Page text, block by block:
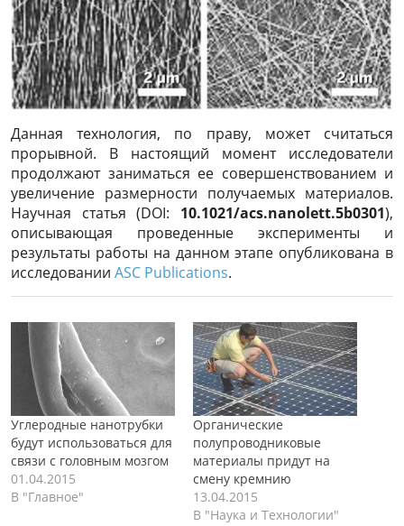
Данная технология, по праву, может считаться
прорывной. В настоящий момент исследователи
продолжают заниматься ее совершенствованием и
увеличение размерности получаемых материалов.
Научная статья (DOI: 10.1021/acs.nanolett.5b0301),
описывающая проведенные эксперименты и
результаты работы на данном этапе опубликована в
исследовании ASC Publications.
Углеродные нанотрубки
будут использоваться для
связи с головным мозгом
01.04.2015
В "Главное"
Органические
полупроводниковые
материалы придут на
смену кремнию
13.04.2015
В "Наука и Технологии"